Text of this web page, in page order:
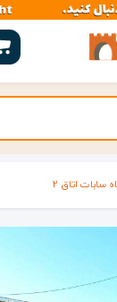
سابات اتاق 2